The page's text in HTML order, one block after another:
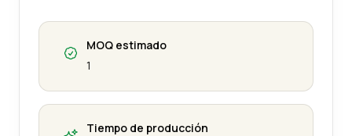
MOQ estimado
1
Tiempo de producción